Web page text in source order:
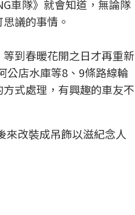
車隊》就會知道，無論隊
議的事情。
到春暖花開之日才再重新
公店水庫等8、9條路線輪
式處理，有興趣的車友不
改裝成吊飾以滋紀念人